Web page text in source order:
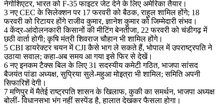
नेगोशिएटर, भारत को F-35 फाइटर जेट देने के लिए अमेरिका तैयार।
3 नए CEC के सिलेक्शन पर 17 फरवरी को बैठक, राहुल शामिल होंगे; 18
फरवरी को रिटायर होंगे राजीव कुमार, ज्ञानेश कुमार को जिम्मेदारी संभव।
4 केंद्र-आंदोलनकारी किसानों की मीटिंग बेनतीजा, 22 फरवरी को चंडीगढ़ में
छठी वार्ता होगी; कृषि मंत्री शिवराज चौहान भी शामिल होंगे।
5 CBI डायरेक्टर चयन में CJI कैसे भाग ले सकते हैं, भोपाल में उपराष्ट्रपति ने
उठाया सवाल; कहा-अब समय आ गया इसे फिर से देखें।
6 नए इनकम टैक्स बिल के लिए 31 सदस्यीय कमेटी गठित, भाजपा सांसद
बैजयंत पांडा अध्यक्ष, सुप्रिया सुले-महुआ मोइत्रा भी शामिल; समिति अपनी
सिफारिशें देगी।
7 मणिपुर में मैतेई राष्ट्रपति शासन के खिलाफ, कुकी का समर्थन, भाजपा अध्यक्ष
बोलीं- विधानसभा भंग नहीं सस्पेंड है, हालात देखकर फैसला होगा।